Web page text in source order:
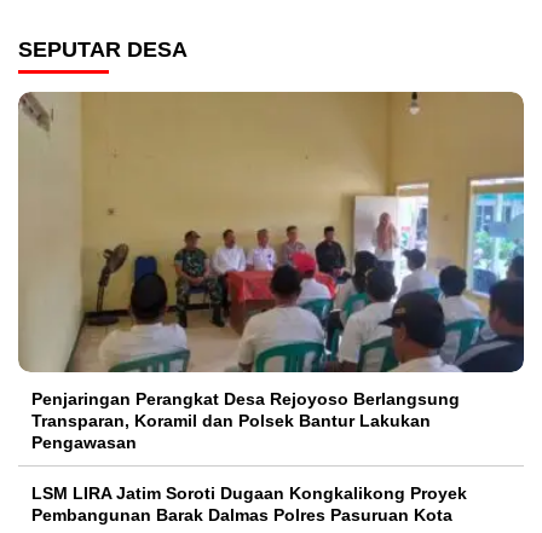
SEPUTAR DESA
Penjaringan Perangkat Desa Rejoyoso Berlangsung
Transparan, Koramil dan Polsek Bantur Lakukan
Pengawasan
LSM LIRA Jatim Soroti Dugaan Kongkalikong Proyek
Pembangunan Barak Dalmas Polres Pasuruan Kota